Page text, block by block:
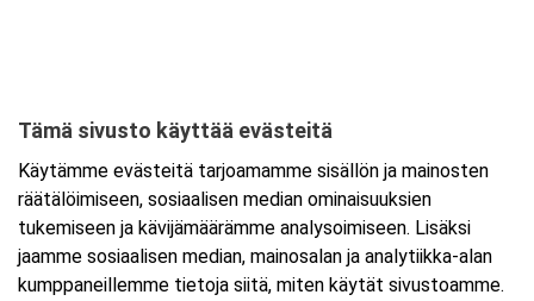
Tarkempi kartta ja ajo-ohjeet
Tämä sivusto käyttää evästeitä
Käytämme evästeitä tarjoamamme sisällön ja mainosten
räätälöimiseen, sosiaalisen median ominaisuuksien
tukemiseen ja kävijämäärämme analysoimiseen. Lisäksi
jaamme sosiaalisen median, mainosalan ja analytiikka-alan
kumppaneillemme tietoja siitä, miten käytät sivustoamme.